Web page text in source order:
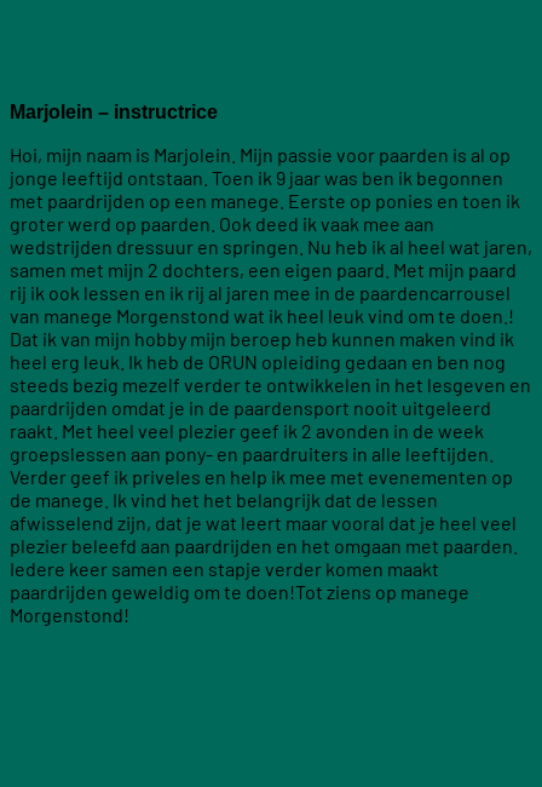
Marjolein – instructrice
Hoi, mijn naam is Marjolein. Mijn passie voor paarden is al op
jonge leeftijd ontstaan. Toen ik 9 jaar was ben ik begonnen
met paardrijden op een manege. Eerste op ponies en toen ik
groter werd op paarden. Ook deed ik vaak mee aan
wedstrijden dressuur en springen. Nu heb ik al heel wat jaren,
samen met mijn 2 dochters, een eigen paard. Met mijn paard
rij ik ook lessen en ik rij al jaren mee in de paardencarrousel
van manege Morgenstond wat ik heel leuk vind om te doen.!
Dat ik van mijn hobby mijn beroep heb kunnen maken vind ik
heel erg leuk. Ik heb de ORUN opleiding gedaan en ben nog
steeds bezig mezelf verder te ontwikkelen in het lesgeven en
paardrijden omdat je in de paardensport nooit uitgeleerd
raakt. Met heel veel plezier geef ik 2 avonden in de week
groepslessen aan pony- en paardruiters in alle leeftijden.
Verder geef ik priveles en help ik mee met evenementen op
de manege. Ik vind het het belangrijk dat de lessen
afwisselend zijn, dat je wat leert maar vooral dat je heel veel
plezier beleefd aan paardrijden en het omgaan met paarden.
Iedere keer samen een stapje verder komen maakt
paardrijden geweldig om te doen!Tot ziens op manege
Morgenstond!